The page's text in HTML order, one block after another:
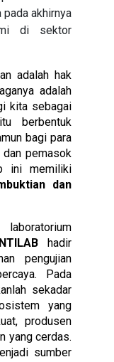
akhirnya
di sektor
adalah hak
adalah
kita sebagai
berbentuk
bagi para
pemasok
ini memiliki
dan
hadir
pengujian
Pada
sekadar
yang
produsen
yang cerdas.
sumber